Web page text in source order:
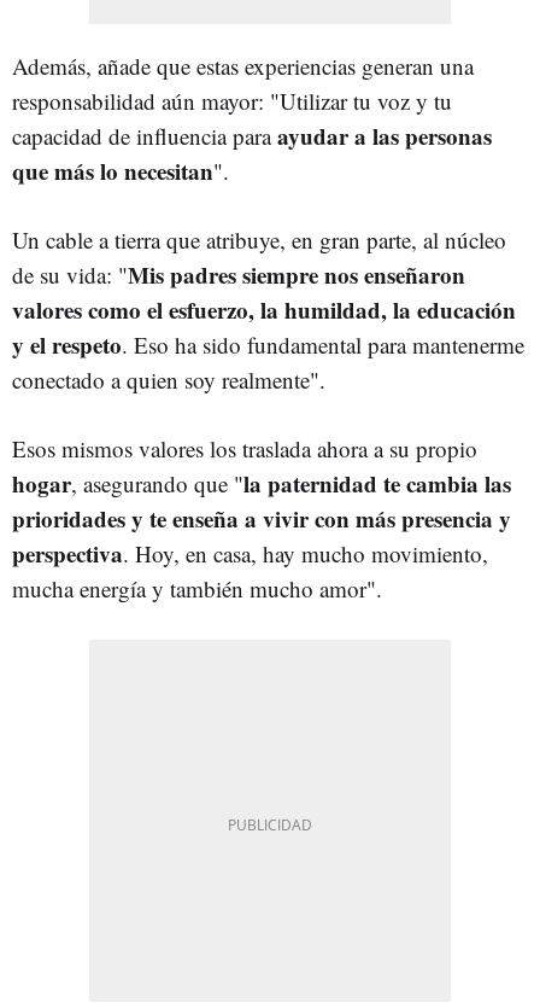
Además, añade que estas experiencias generan una
responsabilidad aún mayor: "Utilizar tu voz y tu
capacidad de influencia paraayudar a las personas
que más lo necesitan".
Un cable a tierra que atribuye, en gran parte, al núcleo
de su vida: "Mis padres siempre nos enseñaron
valores como el esfuerzo, la humildad, la educación
y el respeto. Eso ha sido fundamental para mantenerme
conectado a quien soy realmente".
Esos mismos valores los traslada ahora a su propio
hogar, asegurando que "la paternidad te cambia las
prioridades y te enseña a vivir con más presencia y
perspectiva. Hoy, en casa, hay mucho movimiento,
mucha energía y también mucho amor".